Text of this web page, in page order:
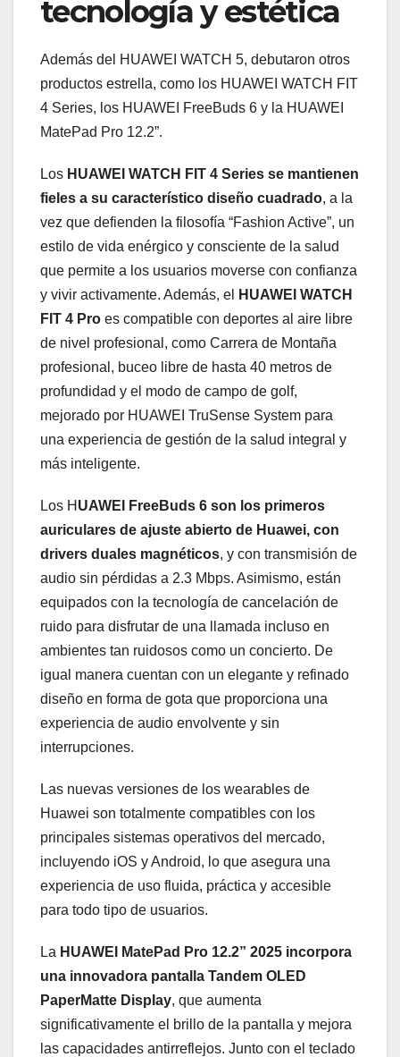
tecnología y estética
Además del HUAWEI WATCH 5, debutaron otros
productos estrella, como los HUAWEI WATCH FIT
4 Series, los HUAWEI FreeBuds 6 y la HUAWEI
MatePad Pro 12.2”.
Los HUAWEI WATCH FIT 4 Series se mantienen
fieles a su característico diseño cuadrado, a la
vez que defienden la filosofía “Fashion Active”, un
estilo de vida enérgico y consciente de la salud
que permite a los usuarios moverse con confianza
y vivir activamente. Además, el
HUAWEI WATCH
FIT 4 Pro es compatible con deportes al aire libre
de nivel profesional, como Carrera de Montaña
profesional, buceo libre de hasta 40 metros de
profundidad y el modo de campo de golf,
mejorado por HUAWEI TruSense System para
una experiencia de gestión de la salud integral y
más inteligente.
Los H UAWEI FreeBuds 6 son los primeros
auriculares de ajuste abierto de Huawei, con
drivers duales magnéticos, y con transmisión de
audio sin pérdidas a 2.3 Mbps. Asimismo, están
equipados con la tecnología de cancelación de
ruido para disfrutar de una llamada incluso en
ambientes tan ruidosos como un concierto. De
igual manera cuentan con un elegante y refinado
diseño en forma de gota que proporciona una
experiencia de audio envolvente y sin
interrupciones.
Las nuevas versiones de los wearables de
Huawei son totalmente compatibles con los
principales sistemas operativos del mercado,
incluyendo iOS y Android, lo que asegura una
experiencia de uso fluida, práctica y accesible
para todo tipo de usuarios.
La HUAWEI MatePad Pro 12.2” 2025 incorpora
una innovadora pantalla Tandem OLED
PaperMatte Display, que aumenta
significativamente el brillo de la pantalla y mejora
las capacidades antirreflejos. Junto con el teclado